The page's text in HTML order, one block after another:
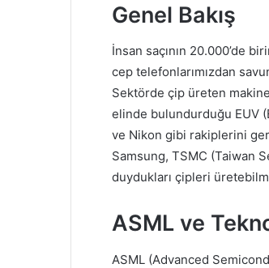
Genel Bakış
İnsan saçının 20.000’de
cep telefonlarımızdan
Sektörde çip üreten
elinde bulundurduğu EUV
ve Nikon gibi rakiplerini
Samsung, TSMC (Taiwan
duydukları çipleri
ASML ve
ASML (Advanced